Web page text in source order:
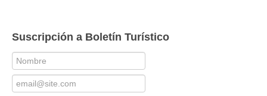
Suscripción a Boletín Turístico